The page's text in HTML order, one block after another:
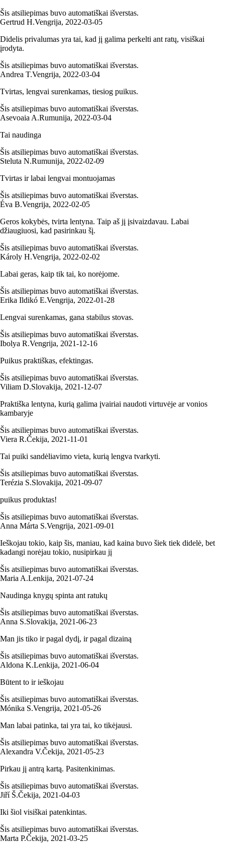
Šis atsiliepimas buvo automatiškai išverstas.
Gertrud H.Vengrija, 2022‑03‑05
Didelis privalumas yra tai, kad jį galima perkelti ant ratų, visiškai
įrodyta.
Šis atsiliepimas buvo automatiškai išverstas.
Andrea T.Vengrija, 2022‑03‑04
Tvirtas, lengvai surenkamas, tiesiog puikus.
Šis atsiliepimas buvo automatiškai išverstas.
Asevoaia A.Rumunija, 2022‑03‑04
Tai naudinga
Šis atsiliepimas buvo automatiškai išverstas.
Steluta N.Rumunija, 2022‑02‑09
Tvirtas ir labai lengvai montuojamas
Šis atsiliepimas buvo automatiškai išverstas.
Éva B.Vengrija, 2022‑02‑05
Geros kokybės, tvirta lentyna. Taip aš jį įsivaizdavau. Labai
džiaugiuosi, kad pasirinkau šį.
Šis atsiliepimas buvo automatiškai išverstas.
Károly H.Vengrija, 2022‑02‑02
Labai geras, kaip tik tai, ko norėjome.
Šis atsiliepimas buvo automatiškai išverstas.
Erika Ildikó E.Vengrija, 2022‑01‑28
Lengvai surenkamas, gana stabilus stovas.
Šis atsiliepimas buvo automatiškai išverstas.
Ibolya R.Vengrija, 2021‑12‑16
Puikus praktiškas, efektingas.
Šis atsiliepimas buvo automatiškai išverstas.
Viliam D.Slovakija, 2021‑12‑07
Praktiška lentyna, kurią galima įvairiai naudoti virtuvėje ar vonios
kambaryje
Šis atsiliepimas buvo automatiškai išverstas.
Viera R.Čekija, 2021‑11‑01
Tai puiki sandėliavimo vieta, kurią lengva tvarkyti.
Šis atsiliepimas buvo automatiškai išverstas.
Terézia S.Slovakija, 2021‑09‑07
puikus produktas!
Šis atsiliepimas buvo automatiškai išverstas.
Anna Márta S.Vengrija, 2021‑09‑01
Ieškojau tokio, kaip šis, maniau, kad kaina buvo šiek tiek didelė, bet
kadangi norėjau tokio, nusipirkau jį
Šis atsiliepimas buvo automatiškai išverstas.
Maria A.Lenkija, 2021‑07‑24
Naudinga knygų spinta ant ratukų
Šis atsiliepimas buvo automatiškai išverstas.
Anna S.Slovakija, 2021‑06‑23
Man jis tiko ir pagal dydį, ir pagal dizainą
Šis atsiliepimas buvo automatiškai išverstas.
Aldona K.Lenkija, 2021‑06‑04
Būtent to ir ieškojau
Šis atsiliepimas buvo automatiškai išverstas.
Mónika S.Vengrija, 2021‑05‑26
Man labai patinka, tai yra tai, ko tikėjausi.
Šis atsiliepimas buvo automatiškai išverstas.
Alexandra V.Čekija, 2021‑05‑23
Pirkau jį antrą kartą. Pasitenkinimas.
Šis atsiliepimas buvo automatiškai išverstas.
Jiří Š.Čekija, 2021‑04‑03
Iki šiol visiškai patenkintas.
Šis atsiliepimas buvo automatiškai išverstas.
Marta P.Čekija, 2021‑03‑25